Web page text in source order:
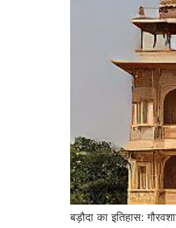
बड़ौदा का इतिहास: